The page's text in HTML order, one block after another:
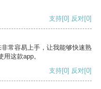
支持[0] 反对[0]
常容易上手，让我能够快速熟
这款app。
支持[0] 反对[0]